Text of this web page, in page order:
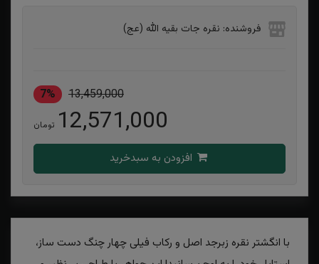
فروشنده: نقره جات بقیه الله (عج)
13,459,000
7%
12,571,000 تومان
با انگشتر نقره زبرجد اصل و رکاب فیلی چهار چنگ دست ساز،